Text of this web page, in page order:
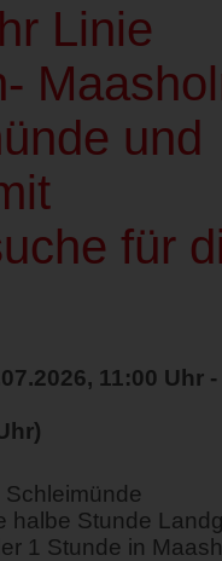
Linie
und
für
11:00 Uhr -
halbe Stunde
1 Stunde in